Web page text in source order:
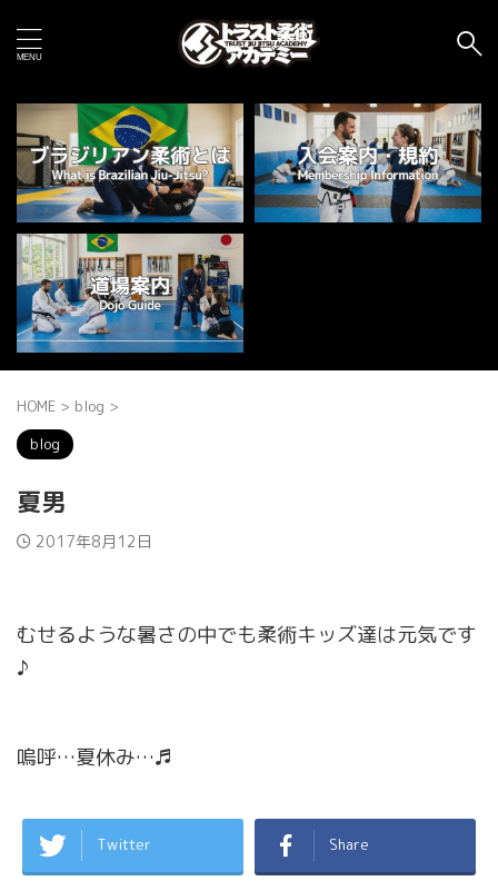
HOME > blog >
blog
夏男
2017年8月12日
むせるような暑さの中でも柔術キッズ達は元気です
♪
嗚呼…夏休み…♬
Twitter Share